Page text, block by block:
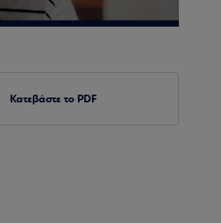
Κατεβάστε το PDF